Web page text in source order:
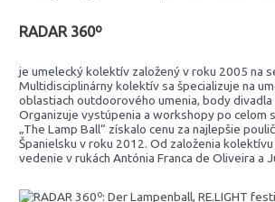
RADAR 360º
je umelecký kolektív založený v roku 2005 na
Multidisciplinárny kolektív sa špecializuje na
oblastiach outdoorového umenia, body divadla
Organizuje vystúpenia a workshopy po celom
„The Lamp Ball“ získalo cenu za najlepšie
Španielsku v roku 2012. Od založenia
vedenie v rukách Antónia Franca de Oliveira a